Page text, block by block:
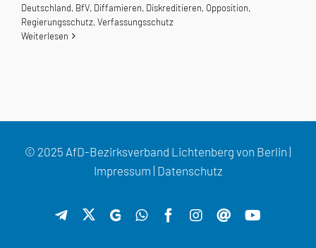
Deutschland, BfV, Diffamieren, Diskreditieren, Opposition,
Regierungsschutz,Verfassungsschutz
Weiterlesen
© 2025 AfD-Bezirksverband Lichtenberg von Berlin |
Impressum | Datenschutz
TelegramGETTRWhatsAppFacebook
Instagram
Threads